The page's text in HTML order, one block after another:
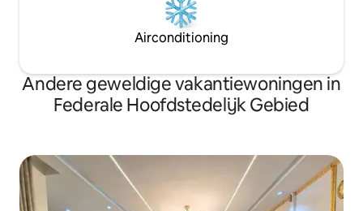
Airconditioning
Andere geweldige vakantiewoningen in
Federale Hoofdstedelijk Gebied